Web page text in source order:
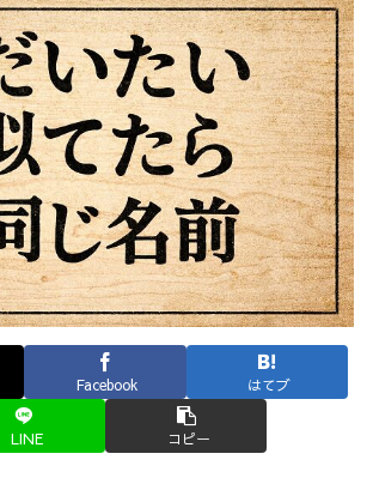
Facebook はてブ
LINE コピー